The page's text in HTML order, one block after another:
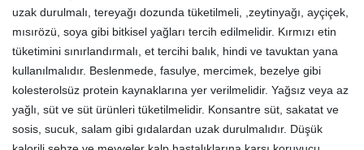
uzak durulmalı, tereyağı dozunda tüketilmeli, ,zeytinyağı, ayçiçek,
mısırözü, soya gibi bitkisel yağları tercih edilmelidir. Kırmızı etin
tüketimini sınırlandırmalı, et tercihi balık, hindi ve tavuktan yana
kullanılmalıdır. Beslenmede, fasulye, mercimek, bezelye gibi
kolesterolsüz protein kaynaklarına yer verilmelidir. Yağsız veya az
yağlı, süt ve süt ürünleri tüketilmelidir. Konsantre süt, sakatat ve
sosis, sucuk, salam gibi gıdalardan uzak durulmalıdır. Düşük